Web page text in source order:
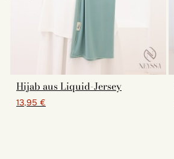
Hijab aus Liquid-Jersey
13,95 €